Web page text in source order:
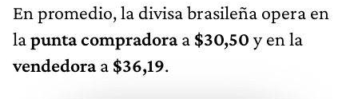
En promedio, la divisa brasileña opera en
lapunta compradoraa $30,50 y en la
vendedoraa $36,19.